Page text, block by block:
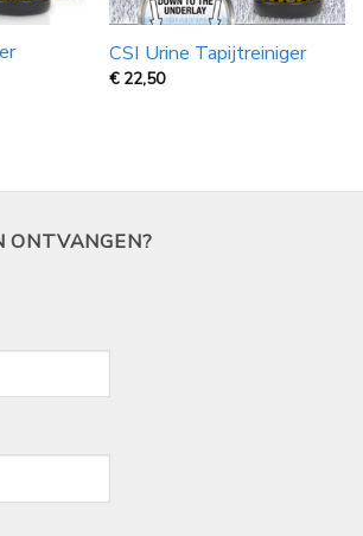
CSI Urine Tapijtreiniger
€ 22,50
ONTVANGEN?